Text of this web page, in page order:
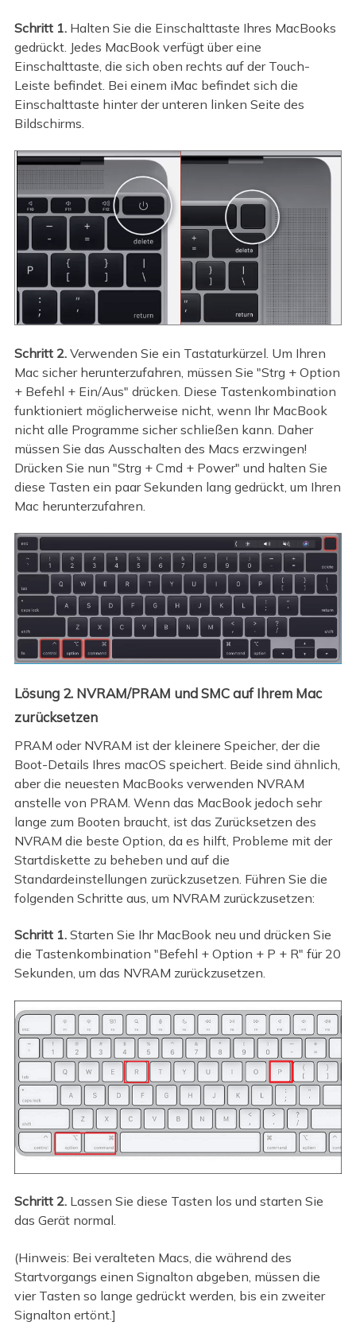
Schritt 1.Halten Sie die Einschalttaste Ihres MacBooks
gedrückt. Jedes MacBook verfügt über eine
Einschalttaste, die sich oben rechts auf der Touch-
Leiste befindet. Bei einem iMac befindet sich die
Einschalttaste hinter der unteren linken Seite des
Bildschirms.
Schritt 2. Verwenden Sie ein Tastaturkürzel. Um Ihren
Mac sicher herunterzufahren, müssen Sie "Strg + Option
+ Befehl + Ein/Aus" drücken. Diese Tastenkombination
funktioniert möglicherweise nicht, wenn Ihr MacBook
nicht alle Programme sicher schließen kann. Daher
müssen Sie das Ausschalten des Macs erzwingen!
Drücken Sie nun "Strg + Cmd + Power" und halten Sie
diese Tasten ein paar Sekunden lang gedrückt, um Ihren
Mac herunterzufahren.
Lösung 2. NVRAM/PRAM und SMC auf Ihrem Mac
zurücksetzen
PRAM oder NVRAM ist der kleinere Speicher, der die
Boot-Details Ihres macOS speichert. Beide sind ähnlich,
aber die neuesten MacBooks verwenden NVRAM
anstelle von PRAM. Wenn das MacBook jedoch sehr
lange zum Booten braucht, ist das Zurücksetzen des
NVRAM die beste Option, da es hilft, Probleme mit der
Startdiskette zu beheben und auf die
Standardeinstellungen zurückzusetzen. Führen Sie die
folgenden Schritte aus, um NVRAM zurückzusetzen:
Schritt 1.Starten Sie Ihr MacBook neu und drücken Sie
die Tastenkombination "Befehl + Option + P + R" für 20
Sekunden, um das NVRAM zurückzusetzen.
Schritt 2.Lassen Sie diese Tasten los und starten Sie
das Gerät normal.
(Hinweis: Bei veralteten Macs, die während des
Startvorgangs einen Signalton abgeben, müssen die
vier Tasten so lange gedrückt werden, bis ein zweiter
Signalton ertönt.]